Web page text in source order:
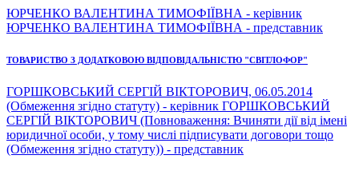
ЮРЧЕНКО ВАЛЕНТИНА ТИМОФІЇВНА - керівник
ЮРЧЕНКО ВАЛЕНТИНА ТИМОФІЇВНА - представник
ТОВАРИСТВО З ДОДАТКОВОЮ ВІДПОВІДАЛЬНІСТЮ "СВІТЛОФОР"
ГОРШКОВСЬКИЙ СЕРГІЙ ВІКТОРОВИЧ, 06.05.2014
(Обмеження згідно статуту) - керівник ГОРШКОВСЬКИЙ
СЕРГІЙ ВІКТОРОВИЧ (Повноваження: Вчиняти дії від імені
юридичної особи, у тому числі підписувати договори тощо
(Обмеження згідно статуту)) - представник